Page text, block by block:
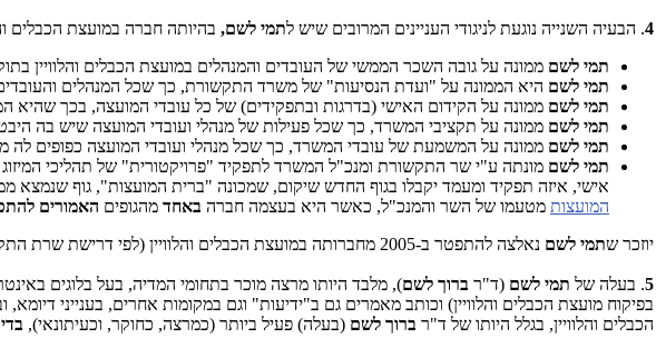
4. הבעיה השנייה נוגעת לניגודי העניינים המרובים שיש לתמי לשם, בהיותה חברה במועצת הכבלים
תמי לשם ממונה על גובה השכר הממשי של העובדים והמנהלים במועצת הכבלים והלוויין
תמי לשם היא הממונה על "ועדת הנסיעות" של משרד התקשורת, כך שכל המנהלים
תמי לשם ממונה על הקידום האישי (בדרגות ובתפקידים) של כל עובדי המועצה, בכך שהיא
תמי לשם ממונה על תקציבי המשרד, כך שכל פעילות של מנהלי ועובדי המועצה שיש בה
תמי לשם ממונה על המשמעת של עובדי המשרד, כך שכל מנהלי ועובדי המועצה כפופים
תמי לשם מונתה ע"י שר התקשורת ומנכ"ל המשרד לתפקיד "פרויקטורית" של תהליכי המיזוג
אישי, איזה תפקיד ומעמד יקבלו בגוף החדש שיקום, שמכונה "ברית המועצות", גוף שנמצא ממש בישורת
המועצות מטעמו של השר והמנכ"ל, כאשר היא בעצמה חברה באחד מהגופים האמורים
יוזכר שתמי לשם נאלצה להתפטר ב-2005 מחברותה במועצת הכבלים והלוויין (לפי דרישת שרת התקשורת דאז), בגלל ניגודי עניינים דומים. למה זה לא נלקח בחשבון במינוי החוזר שלה לתפקיד זה?
5. בעלה של תמי לשם (ד"ר ברוך לשם), מלבד היותו מרצה מוכר בתחומי המדיה, בעל בלוגים
בפיקוח מועצת הכבלים והלוויין) וכותב מאמרים גם ב"ידיעות" וגם במקומות אחרים, בענייני
הכבלים והלוויין, בגלל היותו של ד"ר ברוך לשם (בעלה) פעיל ביותר (כמרצה, כחוקר, וכעיתונאי),